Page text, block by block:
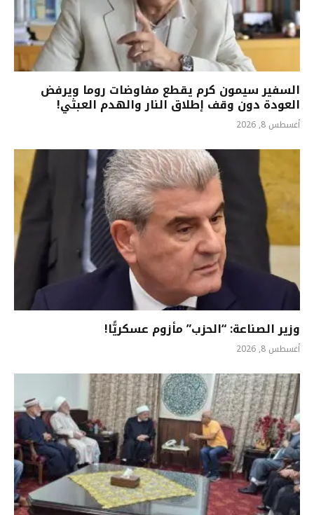
السفير سيمون كرم يقطع مفاوضات روما ويرفض
العودة دون وقف إطلاق النار والهدم العبثي!
أغسطس 8, 2026
وزير الصناعة: “الحزب” مأزوم عسكريًّا!
أغسطس 8, 2026